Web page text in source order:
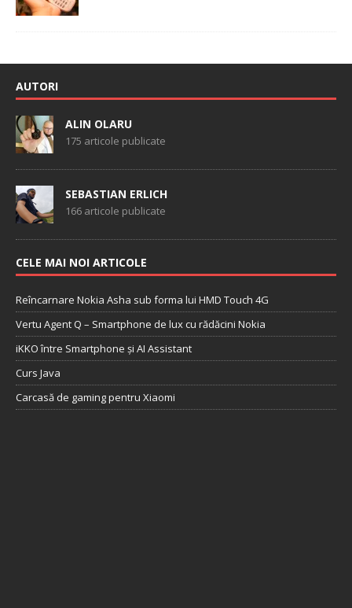
AUTORI
ALIN OLARU
175 articole publicate
SEBASTIAN ERLICH
166 articole publicate
CELE MAI NOI ARTICOLE
Reîncarnare Nokia Asha sub forma lui HMD Touch 4G
Vertu Agent Q – Smartphone de lux cu rădăcini Nokia
iKKO între Smartphone și AI Assistant
Curs Java
Carcasă de gaming pentru Xiaomi